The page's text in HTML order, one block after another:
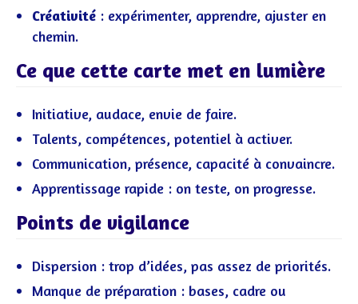
Créativité : expérimenter, apprendre, ajuster en
chemin.
Ce que cette carte met en lumière
Initiative, audace, envie de faire.
Talents, compétences, potentiel à activer.
Communication, présence, capacité à convaincre.
Apprentissage rapide : on teste, on progresse.
Points de vigilance
Dispersion : trop d’idées, pas assez de priorités.
Manque de préparation : bases, cadre ou